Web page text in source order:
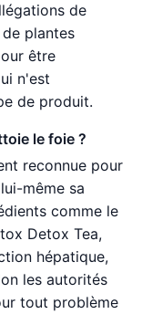
de
plantes
être
n'est
de produit.
le foie ?
reconnue pour
même sa
comme le
Detox Tea,
hépatique,
les autorités
tout problème